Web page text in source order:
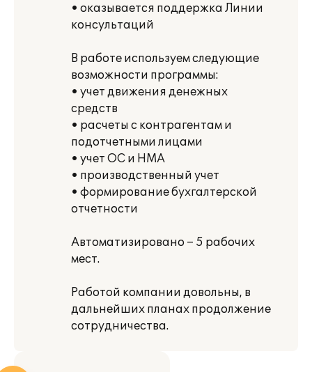
• оказывается поддержка Линии
консультаций
В работе используем следующие
возможности программы:
• учет движения денежных
средств
• расчеты с контрагентам и
подотчетными лицами
• учет ОС и НМА
• производственный учет
• формирование бухгалтерской
отчетности
Автоматизировано – 5 рабочих
мест.
Работой компании довольны, в
дальнейших планах продолжение
сотрудничества.